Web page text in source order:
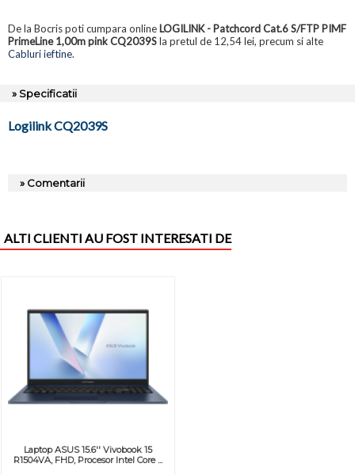
De la Bocris poti cumpara online LOGILINK - Patchcord Cat.6 S/FTP PIMF
PrimeLine 1,00m pink CQ2039Sla pretul de 12,54 lei, precum si alte
Cabluri ieftine.
» Specificatii
Logilink CQ2039S
» Comentarii
ALTI CLIENTI AU FOST INTERESATI DE
Laptop ASUS 15.6'' Vivobook 15
R1504VA, FHD, Procesor Intel Core ...